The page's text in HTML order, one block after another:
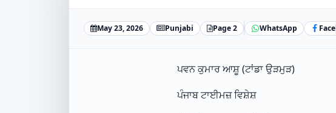
May 23, 2026 Punjabi Page 2 WhatsApp
ਪਵਨ ਕੁਮਾਰ ਆਸ਼ੂ (ਟਾਂਡਾ ਉੜਮੁੜ)
ਪੰਜਾਬ ਟਾਈਮਜ਼ ਵਿਸ਼ੇਸ਼